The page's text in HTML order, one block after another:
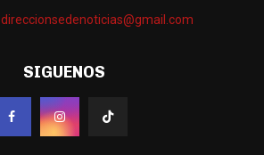
direccionsedenoticias@gmail.com
SIGUENOS